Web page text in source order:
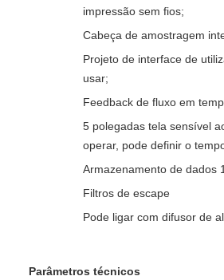
impressão sem fios;
Cabeça de amostragem
Projeto de interface de
usar;
Feedback de fluxo em
5 polegadas tela sensível
operar, pode definir o
Armazenamento de dados
Filtros de escape
Pode ligar com difusor de
Parâmetros técnicos